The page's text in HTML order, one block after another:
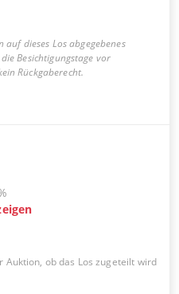
dieses Los abgegebenes
Besichtigungstage vor
Rückgaberecht.
ob das Los zugeteilt wird